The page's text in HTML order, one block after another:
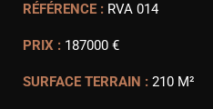
RÉFÉRENCE : RVA 014
PRIX : 187000 €
SURFACE TERRAIN : 210 M²